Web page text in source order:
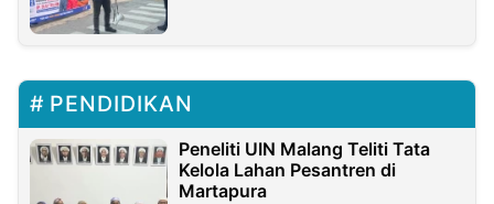
PENDIDIKAN
Peneliti UIN Malang Teliti Tata
Kelola Lahan Pesantren di
Martapura